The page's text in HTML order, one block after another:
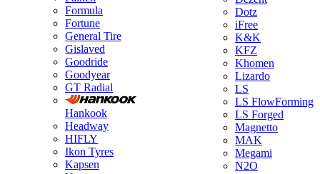
Formula
Fortune
General Tire
Gislaved
Goodride
Goodyear
GT Radial
Hankook
Headway
HIFLY
Ikon Tyres
Kapsen
Dotz
iFree
K&K
KFZ
Khomen
Lizardo
LS
LS FlowForming
LS Forged
Magnetto
MAK
Megami
N2O